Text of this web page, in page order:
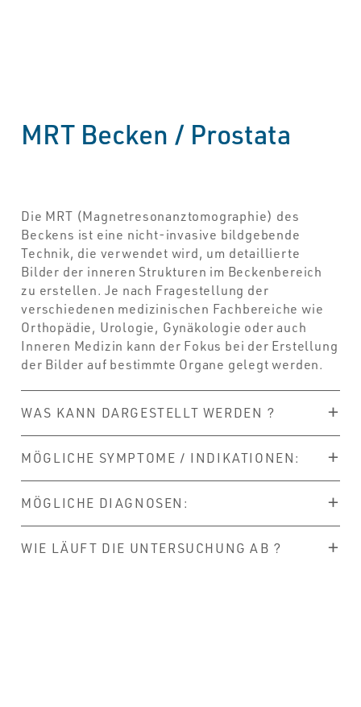
MRT Becken / Prostata
Die MRT (Magnetresonanztomographie) des
Beckens ist eine nicht-invasive bildgebende
Technik, die verwendet wird, um detaillierte
Bilder der inneren Strukturen im Beckenbereich
zu erstellen. Je nach Fragestellung der
verschiedenen medizinischen Fachbereiche wie
Orthopädie, Urologie, Gynäkologie oder auch
Inneren Medizin kann der Fokus bei der Erstellung
der Bilder auf bestimmte Organe gelegt werden.
WAS KANN DARGESTELLT WERDEN ?
MÖGLICHE SYMPTOME / INDIKATIONEN:
MÖGLICHE DIAGNOSEN:
WIE LÄUFT DIE UNTERSUCHUNG AB ?